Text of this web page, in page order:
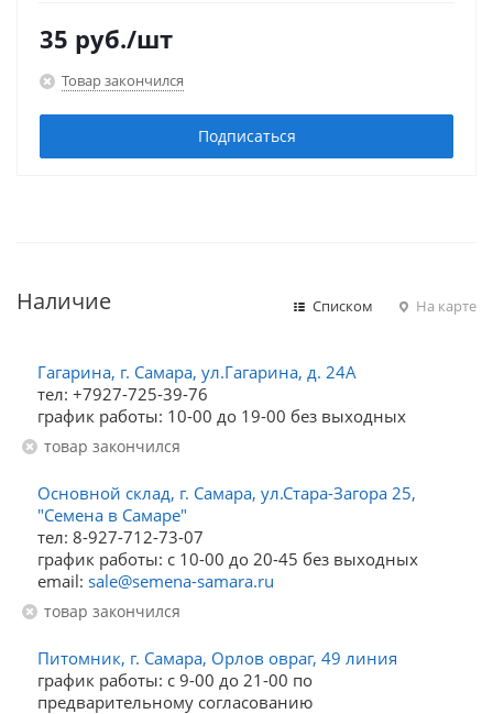
35 руб./шт
Товар закончился
Подписаться
Наличие Списком На карте
Гагарина, г. Самара, ул.Гагарина, д. 24А
тел: +7927-725-39-76
график работы: 10-00 до 19-00 без выходных
Товар закончился
Основной склад, г. Самара, ул.Стара-Загора 25,
"Семена в Самаре"
тел: 8-927-712-73-07
график работы: с 10-00 до 20-45 без выходных
email: sale@semena-samara.ru
Товар закончился
Питомник, г. Самара, Орлов овраг, 49 линия
график работы: с 9-00 до 21-00 по
предварительному согласованию